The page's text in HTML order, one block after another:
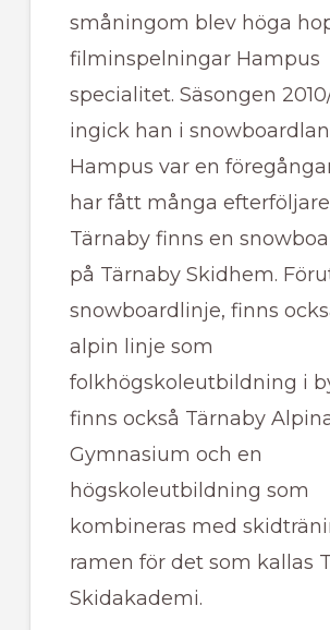
småningom blev höga
filminspelningar Hampus
specialitet. Säsongen 2010/
ingick han i
Hampus var en
har fått många
Tärnaby finns en
på Tärnaby Skidhem.
snowboardlinje, finns
alpin linje som
folkhögskoleutbildning i
finns också Tärnaby
Gymnasium och en
högskoleutbildning som
kombineras med
ramen för det som kallas
Skidakademi.